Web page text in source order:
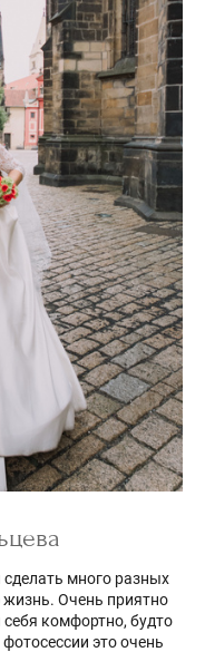
сделать много разных
Очень приятно
комфортно, будто
это очень